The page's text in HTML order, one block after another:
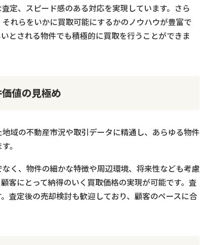
定、スピード感のある対応を実現しています。さら
れらをいかに買取可能にするかのノウハウが豊富で
とされる物件でも積極的に買取を行うことができま
値の見極め
域の不動産市況や取引データに精通し、あらゆる物件
。
く、物件の細かな特徴や周辺環境、将来性なども考慮
客にとって納得のいく買取価格の実現が可能です。査
査定後の売却検討も歓迎しており、顧客のペースに合